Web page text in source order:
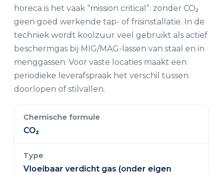
horeca is het vaak “mission critical”: zonder CO₂
geen goed werkende tap- of frisinstallatie. In de
techniek wordt koolzuur veel gebruikt als actief
beschermgas bij MIG/MAG-lassen van staal en in
menggassen. Voor vaste locaties maakt een
periodieke leverafspraak het verschil tussen
doorlopen of stilvallen.
Chemische formule
CO₂
Type
Vloeibaar verdicht gas (onder eigen